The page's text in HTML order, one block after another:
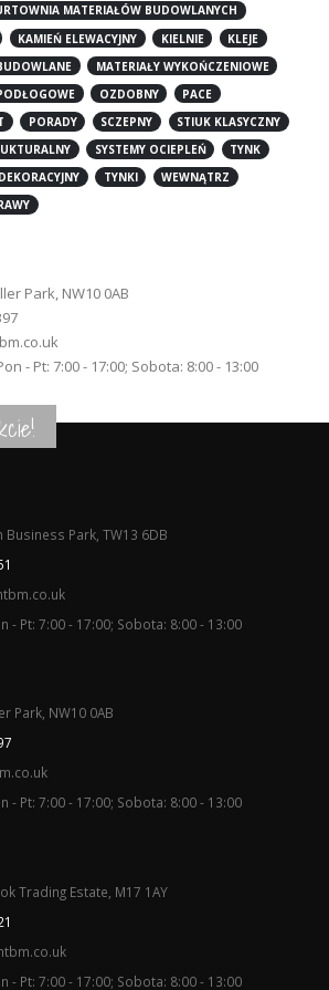
MATERIAŁÓW BUDOWLANYCH
KAMIEŃ ELEWACYJNY KIELNIE
KLEJE
MATERIAŁY WYKOŃCZENIOWE
OZDOBNY
PACE
PORADY SCZEPNY
STIUK KLASYCZNY
SYSTEMY OCIEPLEŃ
TYNK
TYNKI
WEWNĄTRZ
Park, NW10 0AB
- Pt: 7:00 - 17:00; Sobota: 8:00 - 13:00
Business Park, TW13 6DB
- Pt: 7:00 - 17:00; Sobota: 8:00 - 13:00
Park, NW10 0AB
- Pt: 7:00 - 17:00; Sobota: 8:00 - 13:00
Trading Estate, M17 1AY
- Pt: 7:00 - 17:00; Sobota: 8:00 - 13:00